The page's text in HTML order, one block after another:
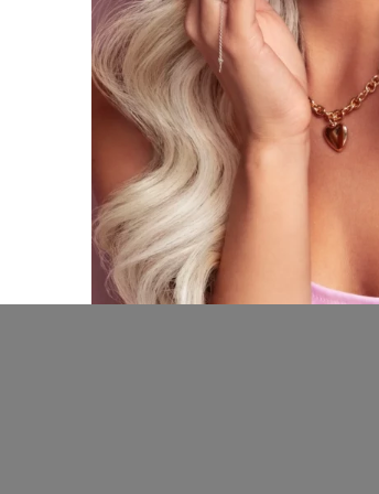
+351 215 854 942
(Chamada para rede fixa nacional)
MAB-Digital